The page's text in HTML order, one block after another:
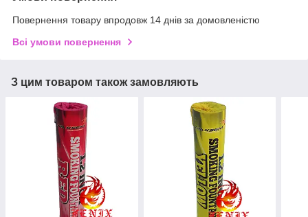
Повернення товару впродовж 14 днів за домовленістю
Всі умови повернення
З цим товаром також замовляють